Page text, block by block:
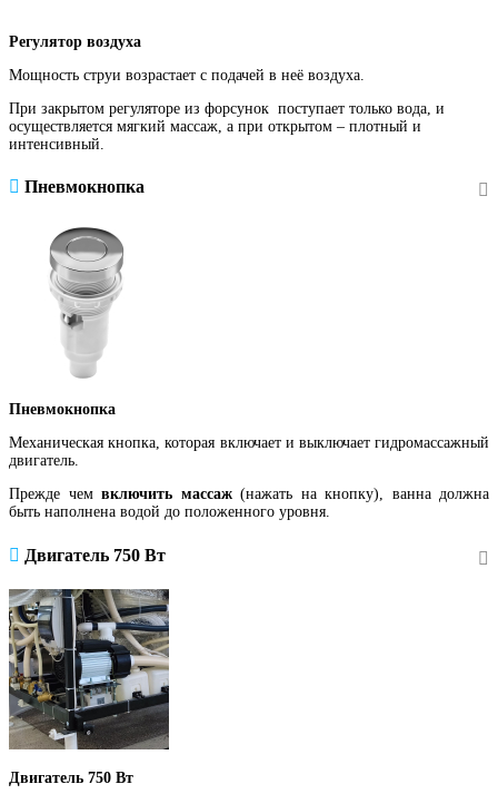
Регулятор воздуха
Мощность струи возрастает с подачей в неё воздуха.
При закрытом регуляторе из форсунок поступает только вода, и
осуществляется мягкий массаж, а при открытом – плотный и
интенсивный.
Пневмокнопка
Пневмокнопка
Механическая кнопка, которая включает и выключает гидромассажный
двигатель.
Прежде чем включить массаж(нажать на кнопку), ванна должна
быть наполнена водой до положенного уровня.
Двигатель 750 Вт
Двигатель 750 Вт